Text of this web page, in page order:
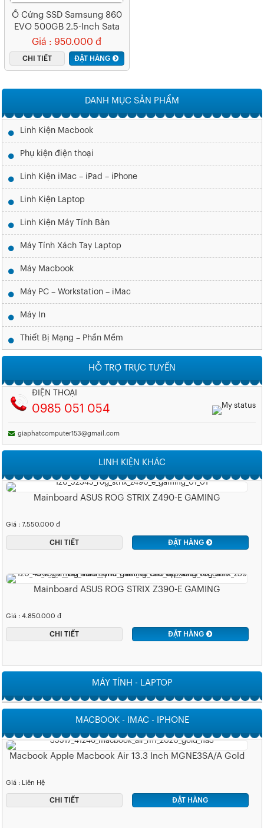
Ổ Cứng SSD Samsung 860
EVO 500GB 2.5-Inch Sata
Iii MZ-76E500BW
Giá : 950.000 đ
CHI TIẾT ĐẶT HÀNG
DANH MỤC SẢN PHẨM
Linh Kiện Macbook
Phụ kiện điện thoại
Linh Kiện iMac – iPad – iPhone
Linh Kiện Laptop
Linh Kiện Máy Tính Bàn
Máy Tính Xách Tay Laptop
Máy Macbook
Máy PC – Workstation – iMac
Máy In
Thiết Bị Mạng – Phần Mềm
HỖ TRỢ TRỰC TUYẾN
ĐIỆN THOẠI
0985 051 054
giaphatcomputer153@gmail.com
LINH KIỆN KHÁC
Mainboard ASUS ROG STRIX Z490-E GAMING
Giá : 7.550.000 đ
CHI TIẾT ĐẶT HÀNG
Mainboard ASUS ROG STRIX Z390-E GAMING
Giá : 4.850.000 đ
CHI TIẾT ĐẶT HÀNG
MÁY TÍNH - LAPTOP
MACBOOK - IMAC - IPHONE
Macbook Apple Macbook Air 13.3 Inch MGNE3SA/A Gold
Giá : Liên Hệ
CHI TIẾT ĐẶT HÀNG